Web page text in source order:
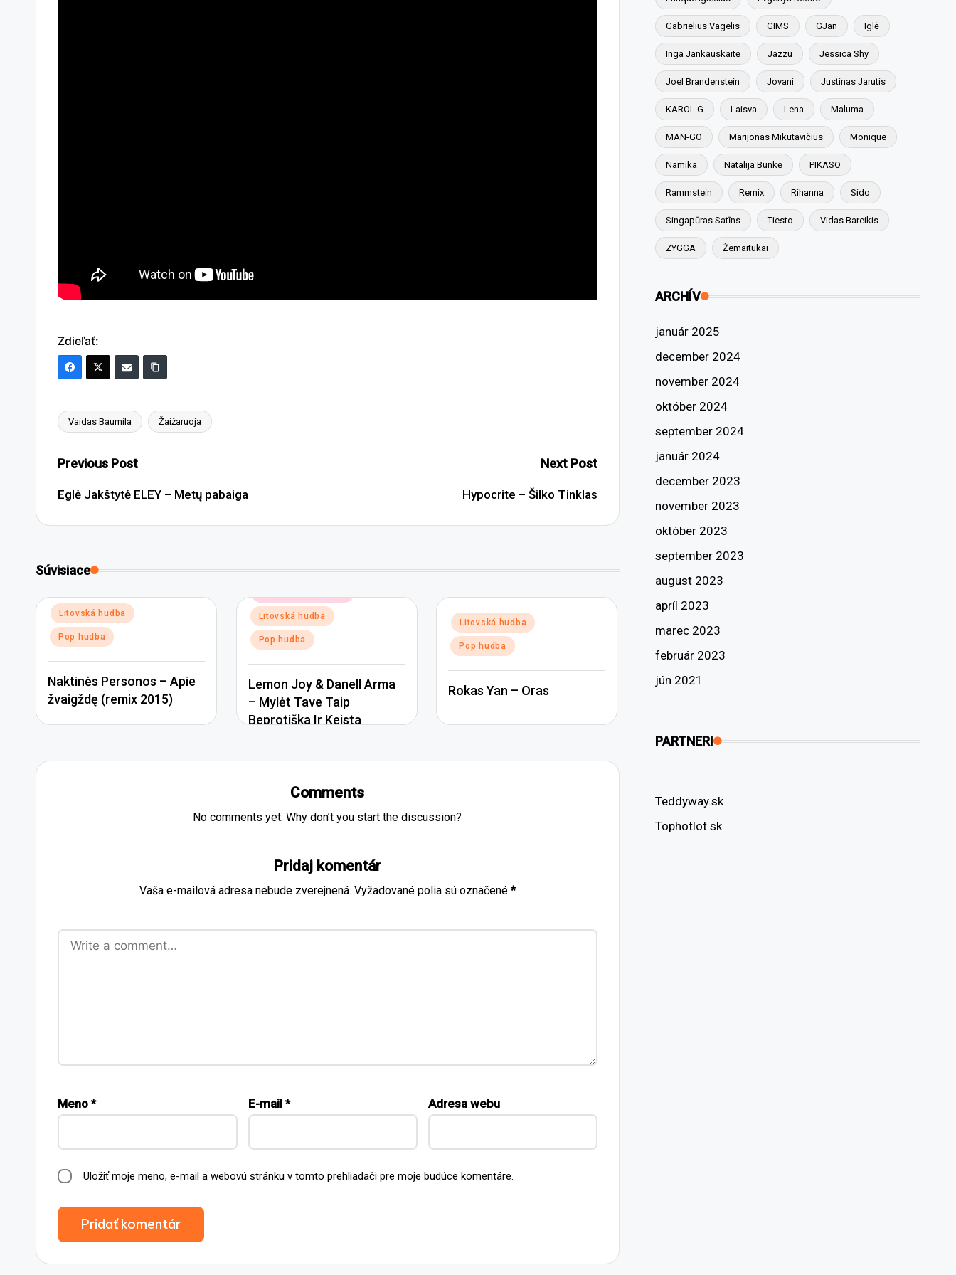
Zdieľať:
Tags:
Vaidas Baumila Žaižaruoja
Post
navigation
Previous Post
Eglė Jakštytė ELEY – Metų pabaiga
Next Post
Hypocrite – Šilko Tinklas
Súvisiace
Posted
in
Litovská hudba
Pop hudba
Naktinės Personos – Apie
žvaigždę (remix 2015)
in
Litovská hudba
Pop hudba
Lemon Joy & Danell Arma
– Mylėt Tave Taip
Beprotiška Ir Keista
Posted
in
Litovská hudba
Pop hudba
Rokas Yan – Oras
Comments
No comments yet. Why don’t you start the discussion?
Pridaj komentár
Vaša e-mailová adresa nebude zverejnená. Vyžadované polia sú označené *
Meno * E-mail * Adresa webu
Uložiť moje meno, e-mail a webovú stránku v tomto prehliadači pre moje budúce komentáre.
Gabrielius Vagelis GIMS GJan Iglė
Inga Jankauskaitė Jazzu Jessica Shy
Joel Brandenstein Jovani Justinas Jarutis
KAROL G Laisva Lena Maluma
MAN-GO Marijonas Mikutavičius Monique
Namika Natalija Bunkė PIKASO
Rammstein Remix Rihanna Sido
Singapūras Satīns Tiesto Vidas Bareikis
ZYGGA Žemaitukai
ARCHÍV
január 2025
december 2024
november 2024
október 2024
september 2024
január 2024
december 2023
november 2023
október 2023
september 2023
august 2023
apríl 2023
marec 2023
február 2023
jún 2021
PARTNERI
Teddyway.sk
Tophotlot.sk